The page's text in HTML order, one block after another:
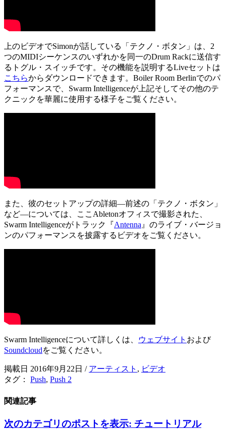
上のビデオでSimonが話している「テクノ・ボタン」は、2
つのMIDIシーケンスのいずれかを同一のDrum Rackに送信す
るトグル・スイッチです。その機能を説明するLiveセットは
こちらからダウンロードできます。Boiler Room Berlinでのパ
フォーマンスで、Swarm Intelligenceが上記そしてその他のテ
クニックを華麗に使用する様子をご覧ください。
また、彼のセットアップの詳細―前述の「テクノ・ボタン」
など―については、ここAbletonオフィスで撮影された、
Swarm Intelligenceがトラック『 Antenna』のライブ・バージョ
ンのパフォーマンスを披露するビデオをご覧ください。
Swarm Intelligenceについて詳しくは、 ウェブサイト および
Soundcloudをご覧ください。
掲載日 2016年9月22日 / アーティスト , ビデオ
タグ： Push, Push 2
関連記事
次のカテゴリのポストを表示: チュートリアル